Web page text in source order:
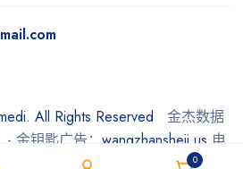
0
All Rights Reserved
金杰数据
金钥匙广告： wangzhansheji.us 电
8868 ，929-364-7979